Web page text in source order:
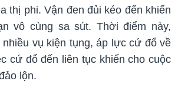
thị phi. Vận đen đủi kéo đến khiến
vô cùng sa sút. Thời điểm này,
vụ kiện tụng, áp lực cứ đổ về
cứ đổ đến liên tục khiến cho cuộc
lộn.